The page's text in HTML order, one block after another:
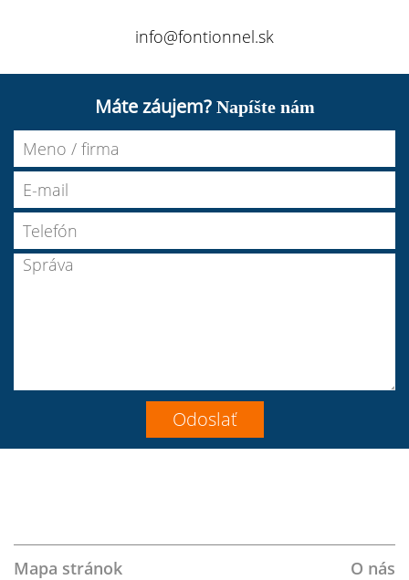
info@fontionnel.sk
Máte záujem? Napíšte nám
on
Google+!
on
Twitter!
on
Mapa stránok
O nás